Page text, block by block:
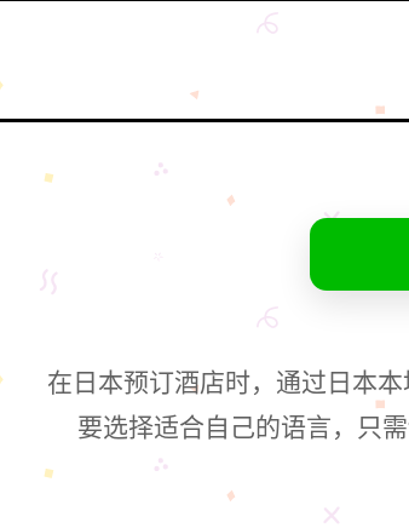
在日本预订酒店时，通过日本
要选择适合自己的语言，只